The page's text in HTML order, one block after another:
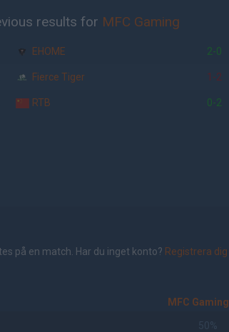
results for MFC Gaming
EHOME 2-0
Fierce Tiger 1-2
RTB 0-2
på en match. Har du inget konto? Registrera dig
MFC Gaming
50%